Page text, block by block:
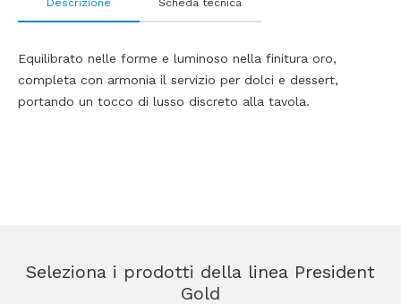
Descrizione
Equilibrato nelle forme e luminoso nella finitura oro,
completa con armonia il servizio per dolci e dessert,
portando un tocco di lusso discreto alla tavola.
Scheda tecnica
Seleziona i prodotti della linea President
Gold